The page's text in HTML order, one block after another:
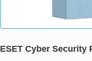
ESET Cyber Security